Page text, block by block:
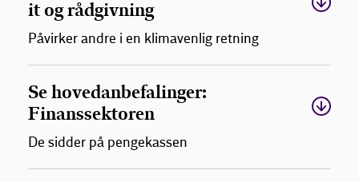
it og rådgivning
Påvirker andre i en klimavenlig retning
Se hovedanbefalinger:
Finanssektoren
De sidder på pengekassen